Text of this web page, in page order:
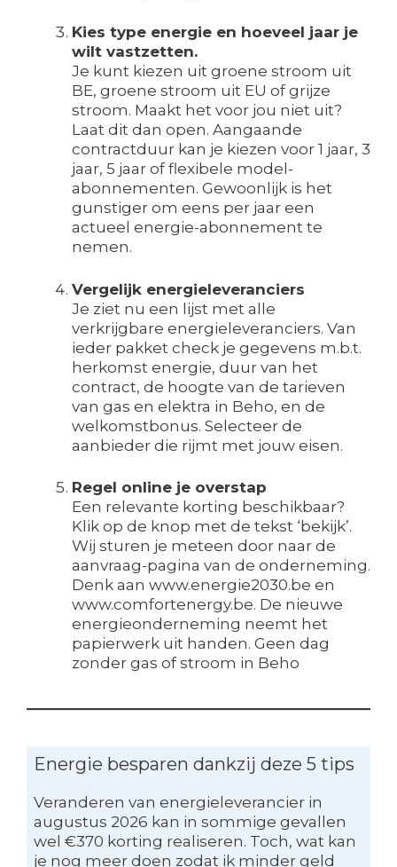
Kies type energie en hoeveel jaar je
wilt vastzetten.
Je kunt kiezen uit groene stroom uit
BE, groene stroom uit EU of grijze
stroom. Maakt het voor jou niet uit?
Laat dit dan open. Aangaande
contractduur kan je kiezen voor 1 jaar, 3
jaar, 5 jaar of flexibele model-
abonnementen. Gewoonlijk is het
gunstiger om eens per jaar een
actueel energie-abonnement te
nemen.
Vergelijk energieleveranciers
Je ziet nu een lijst met alle
verkrijgbare energieleveranciers. Van
ieder pakket check je gegevens m.b.t.
herkomst energie, duur van het
contract, de hoogte van de tarieven
van gas en elektra in Beho, en de
welkomstbonus. Selecteer de
aanbieder die rijmt met jouw eisen.
Regel online je overstap
Een relevante korting beschikbaar?
Klik op de knop met de tekst ‘bekijk’.
Wij sturen je meteen door naar de
aanvraag-pagina van de onderneming.
Denk aan www.energie2030.be en
www.comfortenergy.be. De nieuwe
energieonderneming neemt het
papierwerk uit handen. Geen dag
zonder gas of stroom in Beho
Energie besparen dankzij deze 5 tips
Veranderen van energieleverancier in
augustus 2026 kan in sommige gevallen
wel €370 korting realiseren. Toch, wat kan
je nog meer doen zodat ik minder geld